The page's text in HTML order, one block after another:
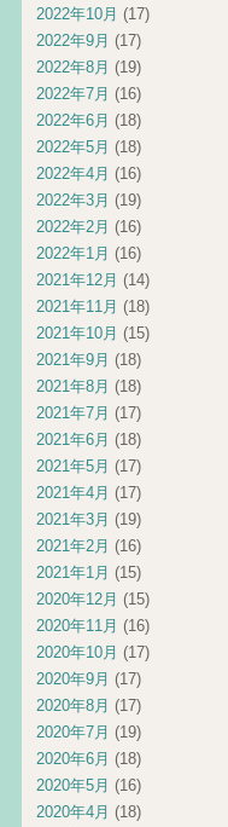
2022年10月 (17)
2022年9月 (17)
2022年8月 (19)
2022年7月 (16)
2022年6月 (18)
2022年5月 (18)
2022年4月 (16)
2022年3月 (19)
2022年2月 (16)
2022年1月 (16)
2021年12月 (14)
2021年11月 (18)
2021年10月 (15)
2021年9月 (18)
2021年8月 (18)
2021年7月 (17)
2021年6月 (18)
2021年5月 (17)
2021年4月 (17)
2021年3月 (19)
2021年2月 (16)
2021年1月 (15)
2020年12月 (15)
2020年11月 (16)
2020年10月 (17)
2020年9月 (17)
2020年8月 (17)
2020年7月 (19)
2020年6月 (18)
2020年5月 (16)
2020年4月 (18)